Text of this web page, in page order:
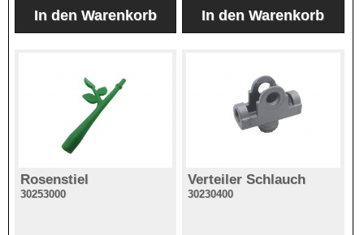
Rosenstiel
30253000
Verteiler Schlauch
30230400